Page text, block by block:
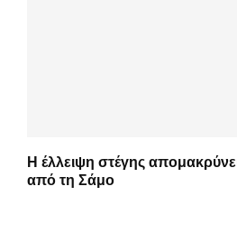
Η έλλειψη στέγης
από τη Σάμο